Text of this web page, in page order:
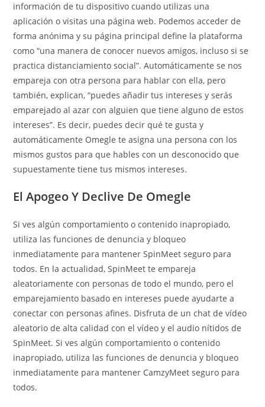
información de tu dispositivo cuando utilizas una
aplicación o visitas una página web. Podemos acceder de
forma anónima y su página principal define la plataforma
como “una manera de conocer nuevos amigos, incluso si se
practica distanciamiento social”. Automáticamente se nos
empareja con otra persona para hablar con ella, pero
también, explican, “puedes añadir tus intereses y serás
emparejado al azar con alguien que tiene alguno de estos
intereses”. Es decir, puedes decir qué te gusta y
automáticamente Omegle te asigna una persona con los
mismos gustos para que hables con un desconocido que
supuestamente tiene tus mismos intereses.
El Apogeo Y Declive De Omegle
Si ves algún comportamiento o contenido inapropiado,
utiliza las funciones de denuncia y bloqueo
inmediatamente para mantener SpinMeet seguro para
todos. En la actualidad, SpinMeet te empareja
aleatoriamente con personas de todo el mundo, pero el
emparejamiento basado en intereses puede ayudarte a
conectar con personas afines. Disfruta de un chat de vídeo
aleatorio de alta calidad con el vídeo y el audio nítidos de
SpinMeet. Si ves algún comportamiento o contenido
inapropiado, utiliza las funciones de denuncia y bloqueo
inmediatamente para mantener CamzyMeet seguro para
todos.